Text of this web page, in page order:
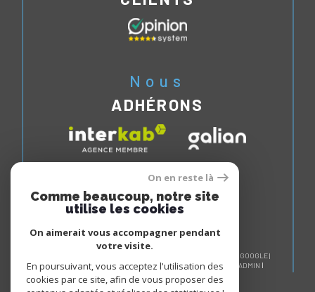
Nous
ADHÉRONS
© 2026 | TOUS DROITS RÉSERVÉS | TRADUCTION POWERED BY GOOGLE |
NOS HONORAIRES
PLAN DU SITE MENTIONS LÉGALES
ADMIN
NOS LIENS
POLITIQUE RGPD COOKIES
On en reste là
Comme beaucoup, notre site
utilise les cookies
On aimerait vous accompagner pendant
votre visite.
En poursuivant, vous acceptez l'utilisation des
cookies par ce site, afin de vous proposer des